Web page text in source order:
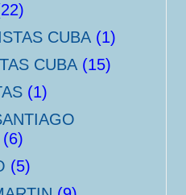
CUBA (1)
CUBA (15)
(1)
(6)
(5)